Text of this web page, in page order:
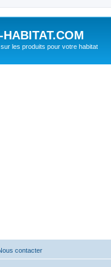
HABITAT.COM
les produits pour votre habitat
contacter